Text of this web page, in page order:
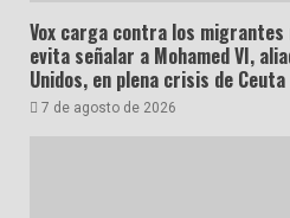
Vox carga contra los
evita señalar a Mohamed VI,
Unidos, en plena crisis de Ceuta
7 de agosto de 2026